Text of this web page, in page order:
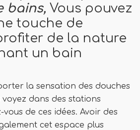
bains, Vous pouvez
touche de
de la nature
un bain
la sensation des douches
dans des stations
vous de ces idées. Avoir des
cet espace plus